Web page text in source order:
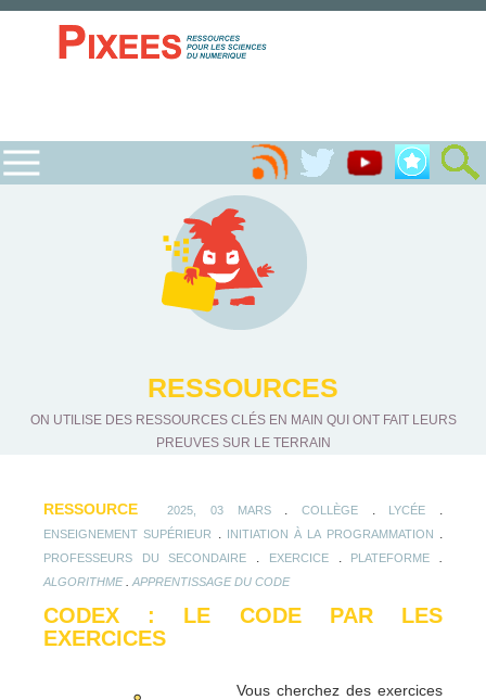
RESSOURCES
ON UTILISE DES RESSOURCES CLÉS EN MAIN QUI ONT FAIT LEURS
PREUVES SUR LE TERRAIN
RESSOURCE 2025, 03 MARS.COLLÈGE LYCÉE
ENSEIGNEMENT SUPÉRIEUR INITIATION À LA PROGRAMMATION
PROFESSEURS DU SECONDAIRE EXERCICE. PLATEFORME
ALGORITHME. APPRENTISSAGE DU CODE
CODEX : LE CODE PAR LES
EXERCICES
Vous cherchez des exercices